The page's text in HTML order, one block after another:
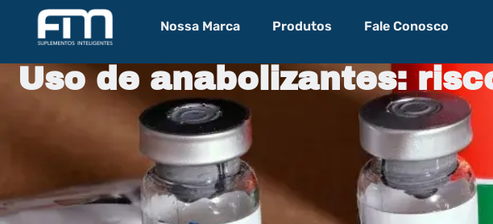
Nossa Marca Produtos Fale Conosco
Uso de anabolizantes: